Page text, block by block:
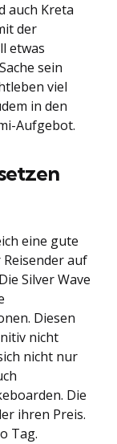
auch Kreta
der
etwas
sein
viel
in den
Aufgebot.
eine gute
auf
Silver Wave
Diesen
nicht
nicht nur
Die
ihren Preis.
Tag.